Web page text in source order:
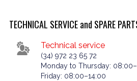
TECHNICAL SERVICE and SPARE
Technical service
(34) 972 23 65 72
Monday to Thursday:
Friday: 08:00–14:00